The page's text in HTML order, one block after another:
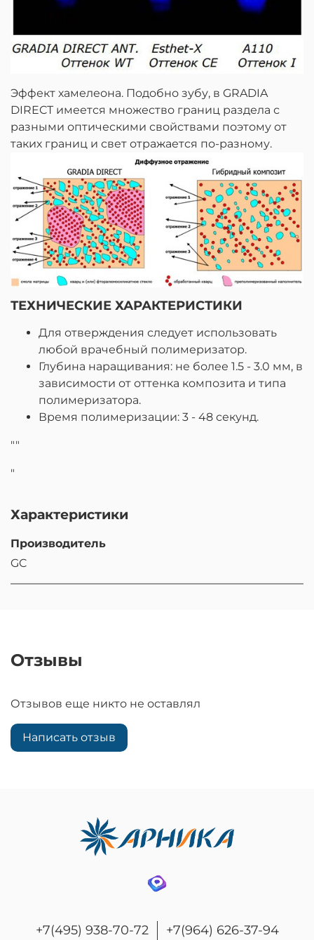
Эффект хамелеона. Подобно зубу, в GRADIA
DIRECT имеется множество границ раздела с
разными оптическими свойствами поэтому от
таких границ и свет отражается по-разному.
ТЕХНИЧЕСКИЕ ХАРАКТЕРИСТИКИ
Для отверждения следует использовать
любой врачебный полимеризатор.
Глубина наращивания: не более 1.5 - 3.0 мм, в
зависимости от оттенка композита и типа
полимеризатора.
Время полимеризации: 3 - 48 секунд.
""
"
Характеристики
Производитель
GC
Отзывы
Отзывов еще никто не оставлял
Написать отзыв
+7(495) 938-70-72 +7(964) 626-37-94